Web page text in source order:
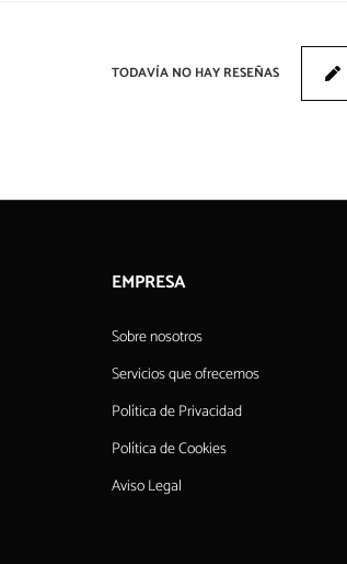
TODAVÍA NO HAY RESEÑAS
EMPRESA
Sobre nosotros
Servicios que ofrecemos
Política de Privacidad
Política de Cookies
Aviso Legal